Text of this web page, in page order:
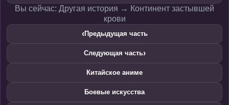
Вы сейчас: Другая история → Континент застывшей
крови
‹Предыдущая часть
Следующая часть›
Китайское аниме
Боевые искусства